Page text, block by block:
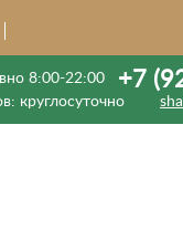
8:00-22:00
круглосуточно
+7